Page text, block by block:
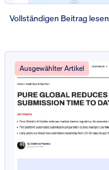
Vollständigen Beitrag lesen
Ausgewählter Artikel